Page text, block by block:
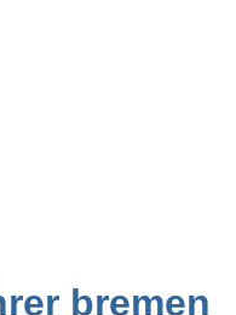
bremen